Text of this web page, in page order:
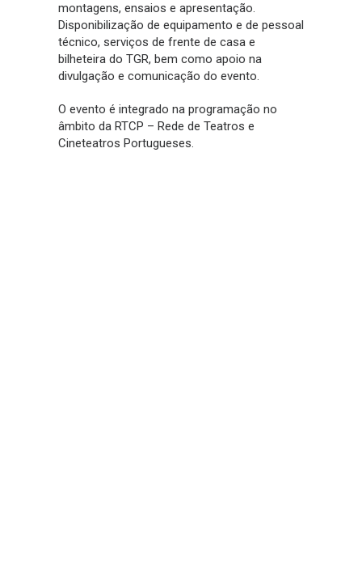
montagens, ensaios e apresentação.
Disponibilização de equipamento e de pessoal
técnico, serviços de frente de casa e
bilheteira do TGR, bem como apoio na
divulgação e comunicação do evento.
O evento é integrado na programação no
âmbito da RTCP – Rede de Teatros e
Cineteatros Portugueses.